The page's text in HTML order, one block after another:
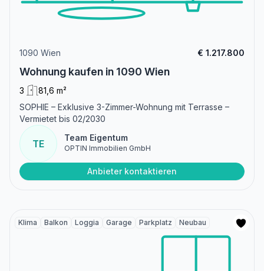
1090 Wien € 1.217.800
Wohnung kaufen in 1090 Wien
3
81,6 m²
SOPHIE – Exklusive 3-Zimmer-Wohnung mit Terrasse –
Vermietet bis 02/2030
TE
Team Eigentum
OPTIN Immobilien GmbH
Anbieter kontaktieren
Klima Balkon Loggia Garage Parkplatz Neubau